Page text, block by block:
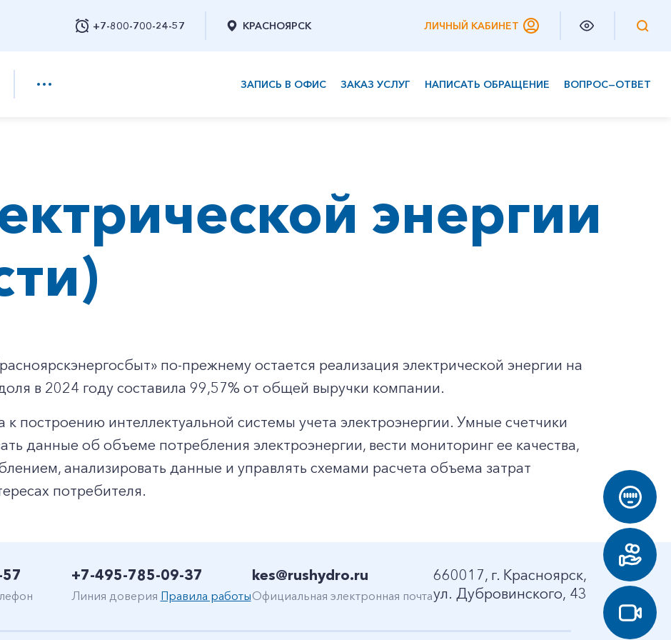
+7-800-700-24-57 КРАСНОЯРСК ЛИЧНЫЙ КАБИНЕТ
ЗАПИСЬ В ОФИС ЗАКАЗ УСЛУГ НАПИСАТЬ ОБРАЩЕНИЕ ВОПРОС—ОТВЕТ
+7-800-700-24-57
Частным клиентам
Корпоративным клиентам
энергии
по-прежнему остается реализация электрической энергии на
в 2024 году составила 99,57% от общей выручки компании.
построению интеллектуальной системы учета электроэнергии. Умные счетчики
данные об объеме потребления электроэнергии, вести мониторинг ее качества,
анализировать данные и управлять схемами расчета объема затрат
потребителя.
+7-495-785-09-37
Линия доверия Правила работы
kes@rushydro.ru
Официальная электронная почта
660017, г. Красноярск,
ул. Дубровинского, 43